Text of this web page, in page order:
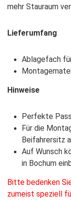
mehr Stauraum
Lieferumfang
Ablagefach
Hinweise
Perfekte
Für die
Beifahrersitz
Auf Wunsch
in Bochum
Bitte bedenken
zumeist speziell